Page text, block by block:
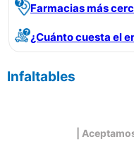
Farmacias más
¿Cuánto cuesta el
Infaltables
|